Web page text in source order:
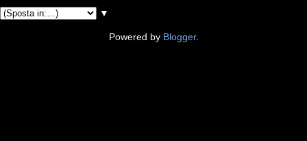
▼
Powered by Blogger.